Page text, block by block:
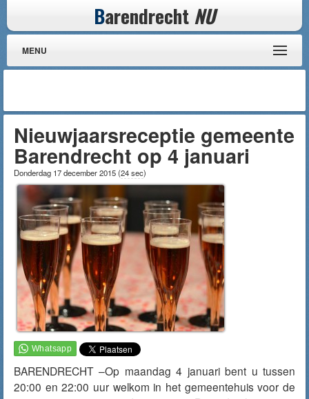
Barendrecht NU
MENU
Nieuwjaarsreceptie gemeente
Barendrecht op 4 januari
Donderdag 17 december 2015(24 sec)
BARENDRECHT –Op maandag 4 januari bent u tussen
20:00 en 22:00 uur welkom in het gemeentehuis voor de